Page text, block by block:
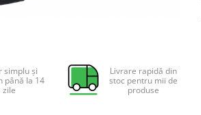
simplu și
până la 14
zile
Livrare rapidă din
stoc pentru mii de
produse